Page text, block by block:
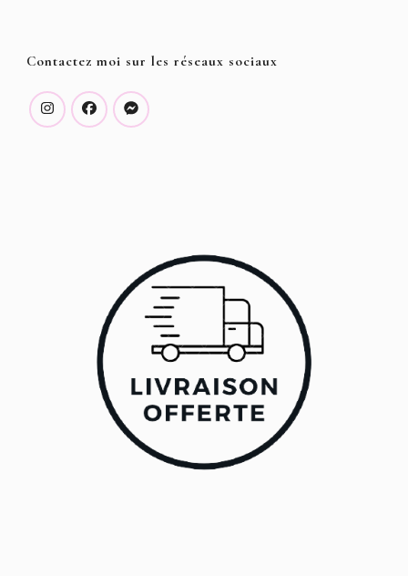
Contactez moi sur les réseaux sociaux